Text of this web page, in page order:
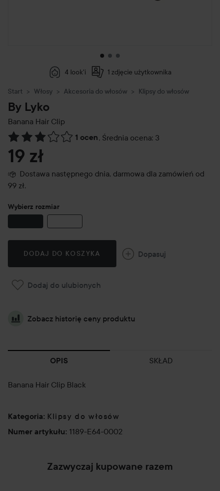
4 look'i 1 zdjęcie użytkownika
Start Włosy Akcesoria do włosów Klipsy do włosów
By Lyko
Banana Hair Clip
1 ocen, Średnia ocena: 3
Przejdź do Recenzje i komentarze
19 zł
Dostawa następnego dnia, darmowa dla zamówień od
99 zł.
Wybierz rozmiar
DODAJ DO KOSZYKA Dopasuj
Dodaj do ulubionych
Zobacz historię ceny produktu
OPIS SKŁAD
Banana Hair Clip Black
Kategoria: Klipsy do włosów
Numer artykułu: 1189-E64-0002
Zazwyczaj kupowane razem